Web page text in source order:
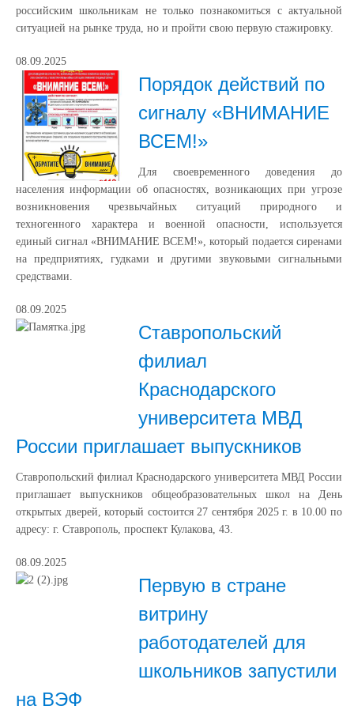
российским школьникам не только познакомиться с актуальной
ситуацией на рынке труда, но и пройти свою первую стажировку.
08.09.2025
Порядок действий по
сигналу «ВНИМАНИЕ
ВСЕМ!»
Для своевременного доведения до
населения информации об опасностях, возникающих при угрозе
возникновения чрезвычайных ситуаций природного и
техногенного характера и военной опасности, используется
единый сигнал «ВНИМАНИЕ ВСЕМ!», который подается сиренами
на предприятиях, гудками и другими звуковыми сигнальными
средствами.
08.09.2025
Ставропольский
филиал
Краснодарского
университета МВД
России приглашает выпускников
Ставропольский филиал Краснодарского университета МВД России
приглашает выпускников общеобразовательных школ на День
открытых дверей, который состоится 27 сентября 2025 г. в 10.00 по
адресу: г. Ставрополь, проспект Кулакова, 43.
08.09.2025
Первую в стране
витрину
работодателей для
школьников запустили
на ВЭФ